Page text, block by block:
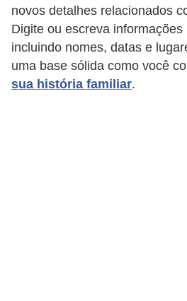
novos detalhes relacionados
Digite ou escreva informações
incluindo nomes, datas e
uma base sólida como você
sua história familiar.
r
ô
n
i
c